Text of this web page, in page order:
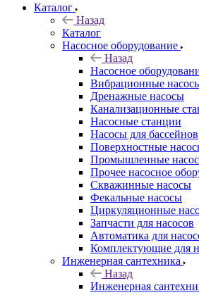
Каталог
Назад
Каталог
Насосное оборудование
Назад
Насосное
Вибрационные
Дренажные насосы
Канализационные
Насосные станции
Насосы для бассейнов
Поверхностные
Промышленные
Прочее насосное
Скважинные насосы
Фекальные насосы
Циркуляционные
Запчасти для насосов
Автоматика для
Комплектующие для
Инженерная сантехника
Назад
Инженерная